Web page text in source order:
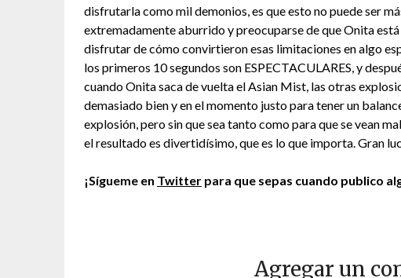
disfrutarla como mil demonios, es que esto no puede ser
extremadamente aburrido y preocuparse de que Onita
disfrutar de cómo convirtieron esas limitaciones en algo
los primeros 10 segundos son ESPECTACULARES, y
cuando Onita saca de vuelta el Asian Mist, las otras
demasiado bien y en el momento justo para tener un
explosión, pero sin que sea tanto como para que se vean
el resultado es divertidísimo, que es lo que importa. Gran
¡Sígueme en Twitter para que sepas cuando publico
Agregar un